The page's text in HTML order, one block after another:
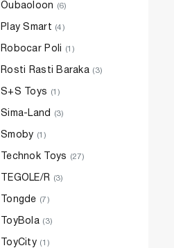
Oubaoloon (6)
Play Smart (4)
Robocar Poli (1)
Rosti Rasti Baraka (3)
S+S Toys (1)
Sima-Land (3)
Smoby (1)
Technok Toys (27)
TEGOLE/R (3)
Tongde (7)
ToyBola (3)
ToyCity (1)